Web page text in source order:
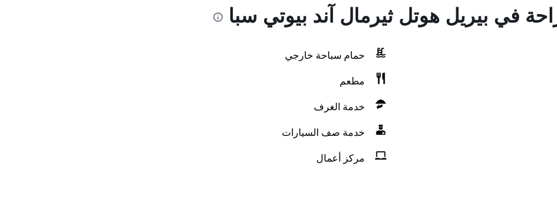
في بيريل هوتل ثيرمال آند بيوتي سبا
حمام سباحة خارجي
مطعم
خدمة الغرف
خدمة صف السيارات
مركز أعمال